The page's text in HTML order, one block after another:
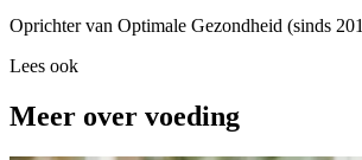
Oprichter van Optimale Gezondheid (sinds
Lees ook
Meer over voeding